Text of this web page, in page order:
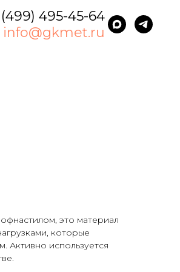
495-45-64
info@gkmet.ru
это материал
которые
Активно используется